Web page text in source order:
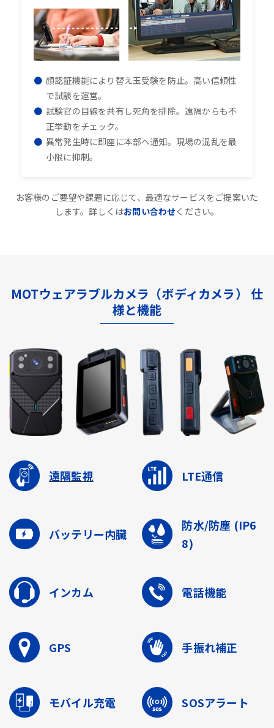
顔認証機能により替え玉受験を防止。高い信頼性
で試験を運営。
試験官の目線を共有し死角を排除。遠隔からも不
正挙動をチェック。
異常発生時に即座に本部へ通知。現場の混乱を最
小限に抑制。
お客様のご要望や課題に応じて、最適なサービスをご提案いた
します。詳しくはお問い合わせください。
MOTウェアラブルカメラ（ボディカメラ） 仕
様と機能
遠隔監視 LTE通信
バッテリー内臓
防水/防塵 (IP6
8)
インカム 電話機能
GPS 手振れ補正
モバイル充電 SOSアラート